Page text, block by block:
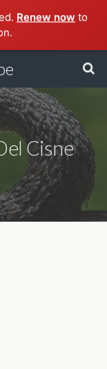
Renew now to
Cisne